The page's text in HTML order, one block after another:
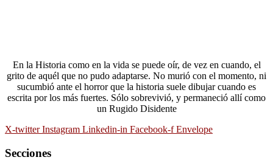
En la Historia como en la vida se puede oír, de vez en cuando, el
grito de aquél que no pudo adaptarse. No murió con el momento, ni
sucumbió ante el horror que la historia suele dibujar cuando es
escrita por los más fuertes. Sólo sobrevivió, y permaneció allí como
un Rugido Disidente
X-twitter Instagram Linkedin-in Facebook-f Envelope
Secciones